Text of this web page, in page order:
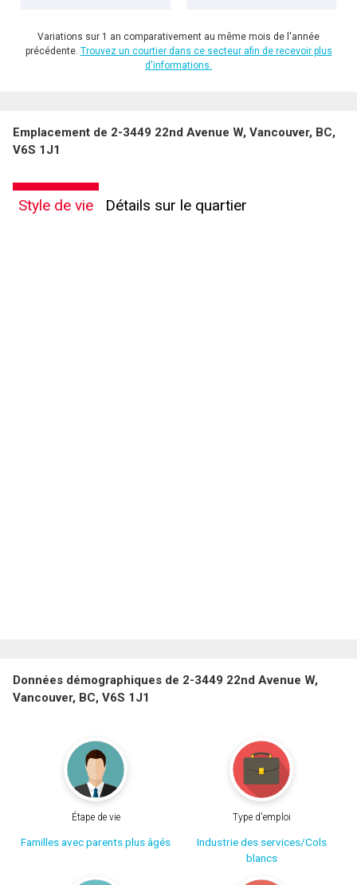
Variations sur 1 an comparativement au même mois de l'année
précédente. Trouvez un courtier dans ce secteur afin de recevoir plus
d'informations.
Emplacement de 2-3449 22nd Avenue W, Vancouver, BC,
V6S 1J1
Style de vie Détails sur le quartier
Données démographiques de 2-3449 22nd Avenue W,
Vancouver, BC, V6S 1J1
Étape de vie
Familles avec parents plus âgés
Type d'emploi
Industrie des services/Cols
blancs